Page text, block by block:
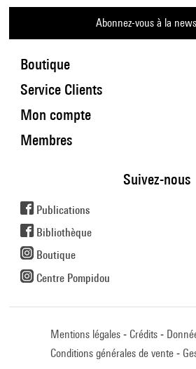
Boutique
Abonnez-vous à la
Service Clients
Mon compte
Membres
Suivez-nous
Publications
Bibliothèque
Boutique
Centre Pompidou
Mentions légales Crédits
Conditions générales de vente